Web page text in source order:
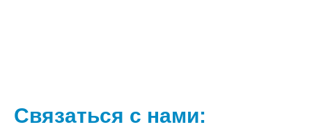
Связаться с нами: